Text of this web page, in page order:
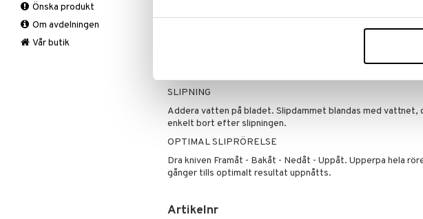
ny egg.
bryning/polering med keramikstavarna. För kontinuerligt
enbart de keramiska stavarna användas. Finslipning /
SLIPNING
Addera vatten på bladet. Slipdammet blandas med
enkelt bort efter slipningen.
OPTIMAL SLIPRÖRELSE
Dra kniven Framåt - Bakåt - Nedåt - Uppåt. Upperpa hela
gånger tills optimalt resultat uppnåtts.
Artikelnr
Lakan & Örngott
Mattor
Övrigt
Prydnadskuddar
Krukor
Mygg- & insektsskydd
Picknick
Önska produkt
Om avdelningen
Vår butik